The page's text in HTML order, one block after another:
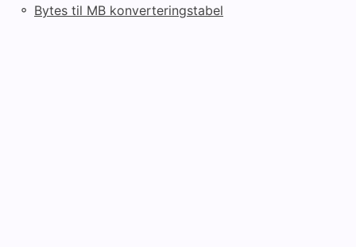
◦ Bytes til MB konverteringstabel